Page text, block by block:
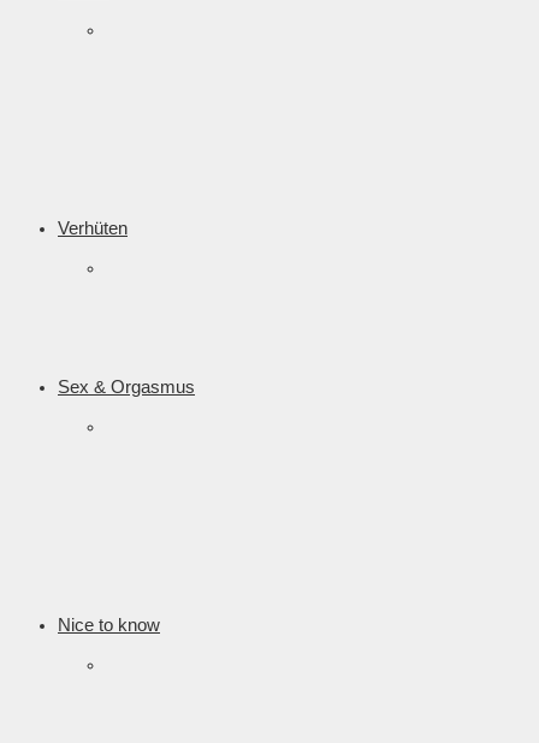
Verhüten
Sex & Orgasmus
Nice to know